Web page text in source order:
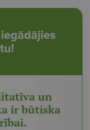
un
ir būtiska